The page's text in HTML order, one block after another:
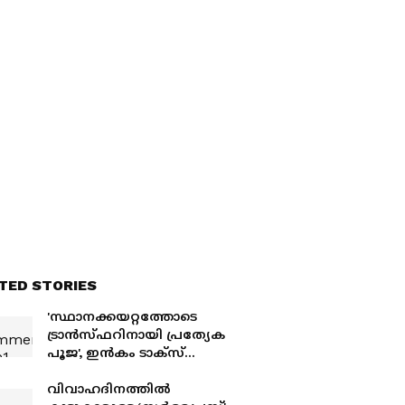
STORIES
'സ്ഥാനക്കയറ്റത്തോടെ
ട്രാൻസ്ഫറിനായി പ്രത്യേക
പൂജ', ഇൻകം ടാക്സ്
തട്ടിയത് 25 പവനടക്കം 30
വിവാഹദിനത്തിൽ